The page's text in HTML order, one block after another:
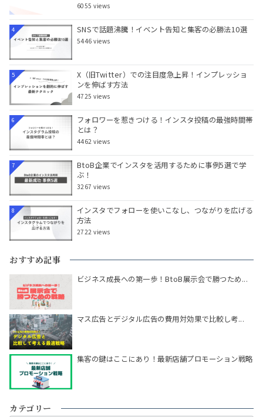
6055 views
4 SNSで話題沸騰！イベント告知と集客の必勝法10選
5446 views
5
X（旧Twitter）での注目度急上昇！インプレッショ
ンを伸ばす方法
4725 views
6
フォロワーを惹きつける！インスタ投稿の最強時間帯
とは？
4462 views
7
BtoB企業でインスタを活用するために事例5選で学
ぶ！
3267 views
8
インスタでフォローを使いこなし、つながりを広げる
方法
2722 views
おすすめ記事
ビジネス成長への第一歩！BtoB展示会で勝つため...
マス広告とデジタル広告の費用対効果で比較し考...
集客の鍵はここにあり！最新店舗プロモーション戦略
カテゴリー